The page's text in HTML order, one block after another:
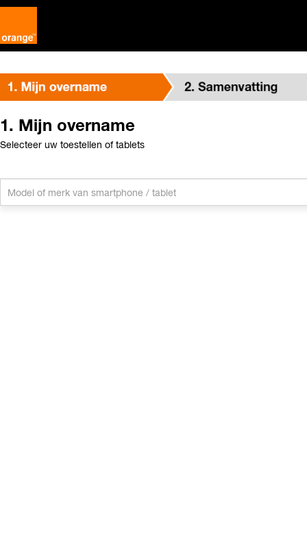
1. Mijn overname
Selecteer uw toestellen of tablets